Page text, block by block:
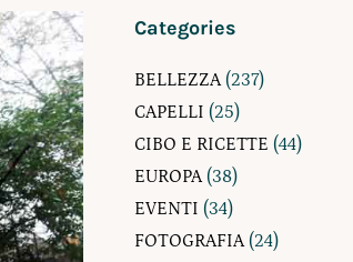
Categories
BELLEZZA(237)
CAPELLI (25)
CIBO E RICETTE (44)
EUROPA(38)
EVENTI (34)
FOTOGRAFIA(24)